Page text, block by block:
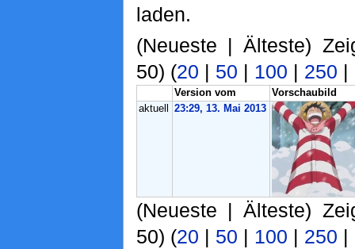
laden.
(Neueste | Älteste)
50) (20 | 50 | 100 | 250 |
Version vom
Vorschaubild
aktuell
23:29, 13. Mai 2013
(Neueste | Älteste)
50) (20 | 50 | 100 | 250 |